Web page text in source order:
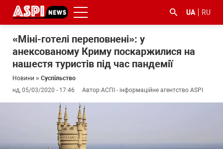
UA RU
«Міні-готелі переповнені»: у
анексованому Криму поскаржилися на
нашестя туристів під час пандемії
Новини » Суспільство
нд, 05/03/2020 - 17:46
Автор:АСПІ - інформаційне агентство ASPI
#боротьба
корупцією
#ДФС